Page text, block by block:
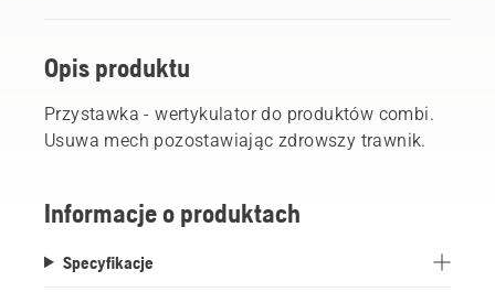
Opis produktu
Przystawka - wertykulator do produktów combi.
Usuwa mech pozostawiając zdrowszy trawnik.
Informacje o produktach
Specyfikacje